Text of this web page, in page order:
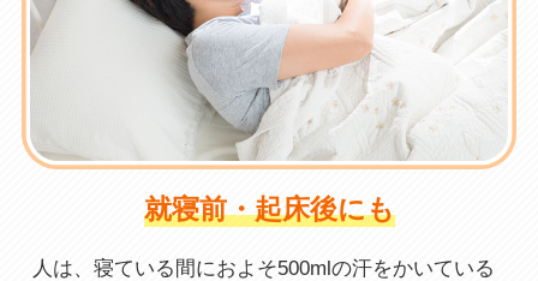
就寝前・起床後にも
人は、寝ている間におよそ500mlの汗をかいている